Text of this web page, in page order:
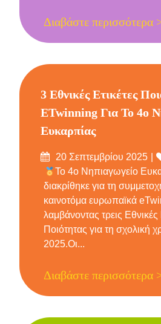
Διαβάστε περισσότερα
3 Εθνικές Ετικέτες
ETwinning Για Το 4ο
Ευκαρπίας
Δημοσιεύτηκε
στις
20 Σεπτεμβρίου 2025
Το 4ο Νηπιαγωγείο
διακρίθηκε για τη
καινοτόμα ευρωπαϊκά
λαμβάνοντας τρεις Εθνικές
Ποιότητας για τη σχολική
2025.Οι...
Διαβάστε περισσότερα